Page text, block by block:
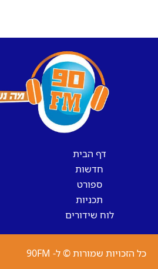
דף הבית
חדשות
ספורט
תכניות
לוח שידורים
כל הזכויות שמורות © ל- 90FM